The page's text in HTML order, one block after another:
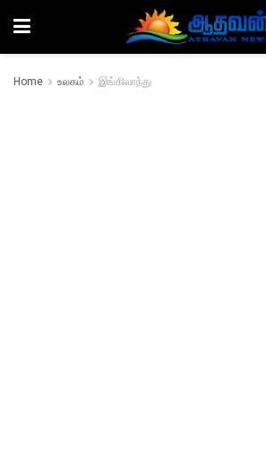
Home உலகம் இங்கிலாந்து